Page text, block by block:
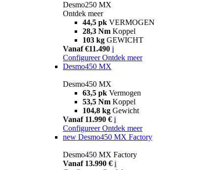
Desmo250 MX
Ontdek meer
44,5 pk VERMOGEN
28,3 Nm Koppel
103 kg GEWICHT
Vanaf €11.490 i
Configureer Ontdek meer
Desmo450 MX
Desmo450 MX
63,5 pk Vermogen
53,5 Nm Koppel
104,8 kg Gewicht
Vanaf 11.990 € i
Configureer Ontdek meer
new Desmo450 MX Factory
Desmo450 MX Factory
Vanaf 13.990 € i